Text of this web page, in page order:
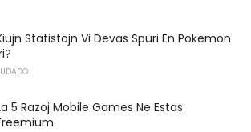
Statistojn Vi Devas Spuri En Pokemon
5 Razoj Mobile Games Ne Estas